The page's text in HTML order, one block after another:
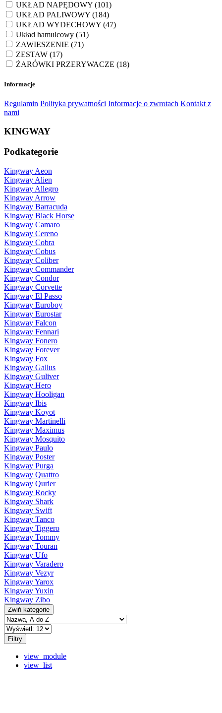
UKŁAD NAPĘDOWY (101)
UKŁAD PALIWOWY (184)
UKŁAD WYDECHOWY (47)
Układ hamulcowy (51)
ZAWIESZENIE (71)
ZESTAW (17)
ŻARÓWKI PRZERYWACZE (18)
Informacje
Regulamin Polityka prywatności Informacje o zwrotach Kontakt z
nami
KINGWAY
Podkategorie
Kingway Aeon
Kingway Alien
Kingway Allegro
Kingway Arrow
Kingway Barracuda
Kingway Black Horse
Kingway Camaro
Kingway Cereno
Kingway Cobra
Kingway Cobus
Kingway Coliber
Kingway Commander
Kingway Condor
Kingway Corvette
Kingway El Passo
Kingway Euroboy
Kingway Eurostar
Kingway Falcon
Kingway Fennari
Kingway Fonero
Kingway Forever
Kingway Fox
Kingway Gallus
Kingway Guliver
Kingway Hero
Kingway Hooligan
Kingway Ibis
Kingway Koyot
Kingway Martinelli
Kingway Maximus
Kingway Mosquito
Kingway Paulo
Kingway Poster
Kingway Purga
Kingway Quattro
Kingway Qurier
Kingway Rocky
Kingway Shark
Kingway Swift
Kingway Tanco
Kingway Tiggero
Kingway Tommy
Kingway Touran
Kingway Ufo
Kingway Varadero
Kingway Vezyr
Kingway Yarox
Kingway Yuxin
Kingway Zibo
Zwiń kategorie
Filtry
view_module
view_list